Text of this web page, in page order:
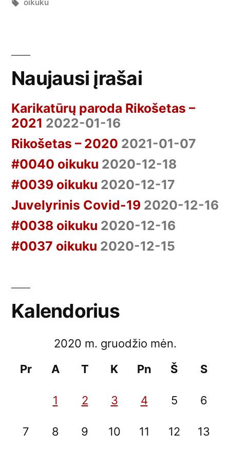
oikuku
Naujausi įrašai
Karikatūrų paroda Rikošetas –
2021 2022-01-16
Rikošetas – 2020 2021-01-07
#0040 oikuku 2020-12-18
#0039 oikuku 2020-12-17
Juvelyrinis Covid-19 2020-12-16
#0038 oikuku 2020-12-16
#0037 oikuku 2020-12-15
Kalendorius
2020 m. gruodžio mėn.
Pr
A T K Pn Š S
1 2 3 4 5 6
7 8 9 10 11 12 13